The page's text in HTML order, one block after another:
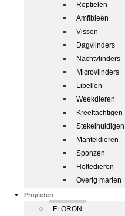
Reptielen
Amfibieën
Vissen
Dagvlinders
Nachtvlinders
Microvlinders
Libellen
Weekdieren
Kreeftachtigen
Stekelhuidigen
Manteldieren
Sponzen
Holtedieren
Overig marien
Projecten
FLORON